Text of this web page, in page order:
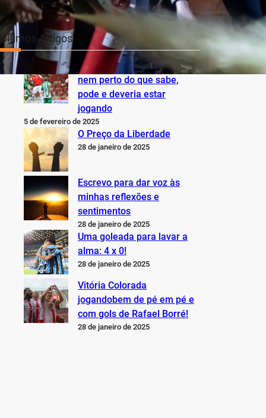
Últimos Artigos
O Inter não está jogando
nem perto do que sabe,
pode e deveria estar
jogando
5 de fevereiro de 2025
O Preço da Liberdade
28 de janeiro de 2025
Escrevo para dar voz às
minhas reflexões e
sentimentos
28 de janeiro de 2025
Uma goleada para lavar a
alma: 4 x 0!
28 de janeiro de 2025
Vitória Colorada
jogandobem de pé em pé e
com gols de Rafael Borré!
28 de janeiro de 2025